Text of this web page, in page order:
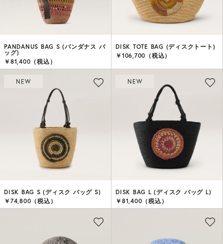
PANDANUS BAG S (パンダナス バ
ッグ)
￥81,400（税込）
DISK TOTE BAG (ディスクトート)
￥106,700（税込）
NEW
DISK BAG S (ディスク バッグ S)
￥74,800（税込）
NEW
DISK BAG L (ディスク バッグ L)
￥81,400（税込）